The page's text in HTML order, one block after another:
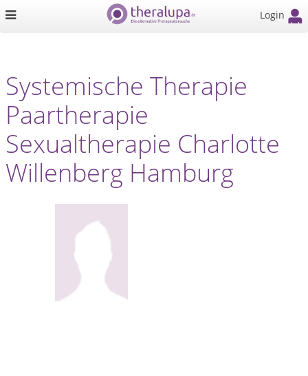
Login
Systemische Therapie
Paartherapie
Sexualtherapie Charlotte
Willenberg Hamburg